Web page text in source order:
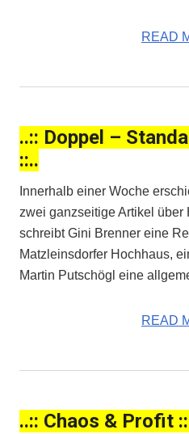
READ
..:: Doppel –
::..
Innerhalb einer Woche
zwei ganzseitige Artikel über
schreibt Gini Brenner eine
Matzleinsdorfer Hochhaus,
Martin Putschögl eine
READ
..:: Chaos & Profit